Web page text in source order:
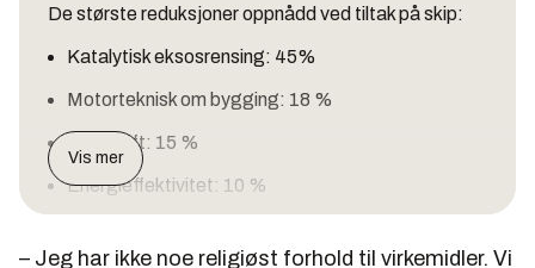
De største reduksjoner oppnådd ved tiltak på skip:
Katalytisk eksosrensing: 45%
Motorteknisk om bygging: 18 %
Gassdrift: 15 %
Energieffektivitet: 10 %
Vis mer
– Jeg har ikke noe religiøst forhold til virkemidler. Vi